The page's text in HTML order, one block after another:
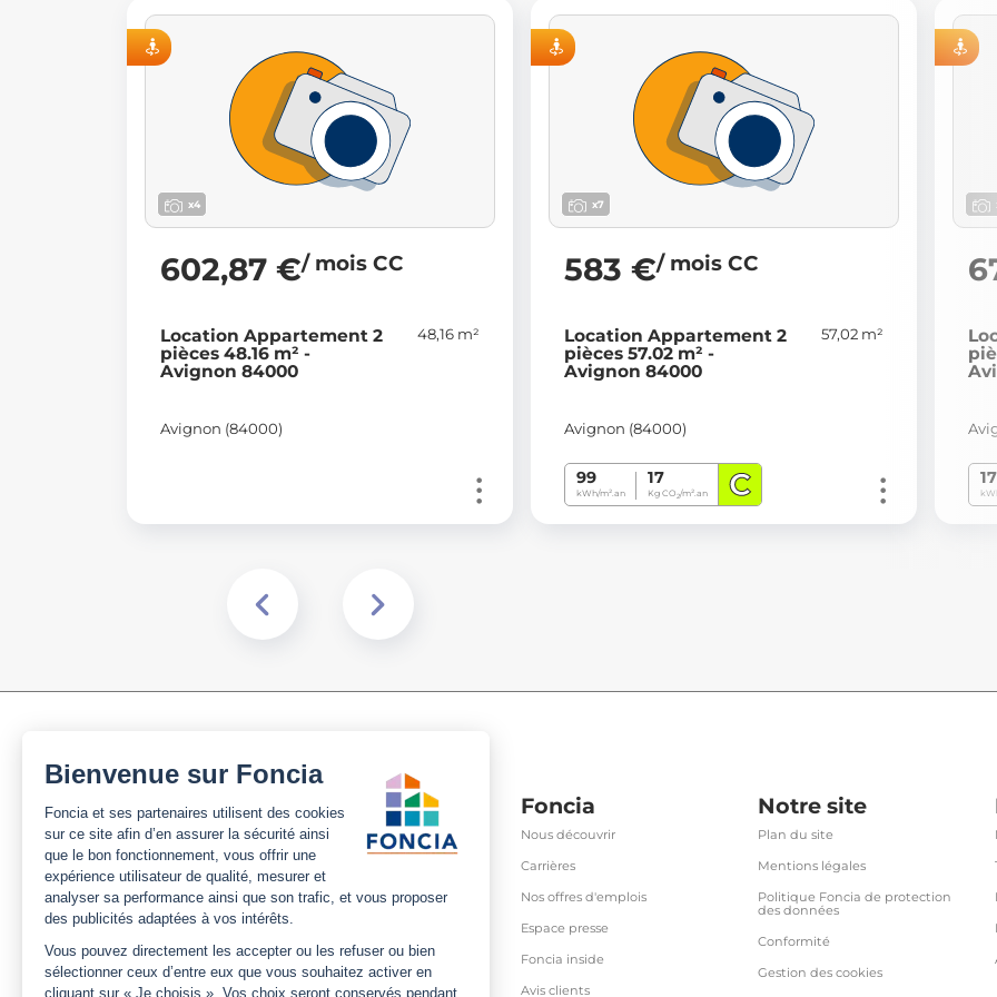
x4
602,87 €/ mois CC
Location Appartement 2
pièces 48.16 m² -
Avignon 84000
48,16 m²
Avignon (84000)
x7
583 €/ mois CC
Location Appartement 2
pièces 57.02 m² -
Avignon 84000
57,02 m²
Avignon (84000)
99
kWh/m².an
17
Kg CO2/m².an C
Foncia
Nous découvrir
Carrières
Nos offres d'emplois
Espace presse
Foncia inside
Avis clients
Notre site
Plan du site
Mentions légales
Politique Foncia de protection
des données
Conformité
Gestion des cookies